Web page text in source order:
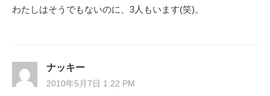
わたしはそうでもないのに、3人もいます(笑)。
ナッキー
2010年5月7日 1:22 PM